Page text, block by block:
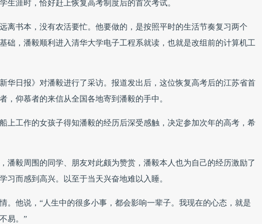
生涯时，恰好赶上恢复高考制度后的首次考试。
离书本，没有农活要忙。他要做的，是按照平时的生活节奏复习两个
础，潘毅顺利进入清华大学电子工程系就读，也就是改组前的计算机工
华日报》对潘毅进行了采访。报道发出后，这位恢复高考后的江苏省首
，仰慕者的来信从全国各地寄到潘毅的手中。
上工作的女孩子得知潘毅的经历后深受感触，决定参加次年的高考，希
潘毅周围的同学、朋友对此颇为赞赏，潘毅本人也为自己的经历激励了
习而感到高兴。以至于当天兴奋地难以入睡。
。他说，“人生中的很多小事，都会影响一辈子。我现在的心态，就是
易。”